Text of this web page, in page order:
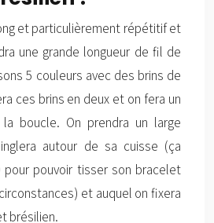
et particulièrement répétitif et
une grande longueur de fil de
5 couleurs avec des brins de
ces brins en deux et on fera un
boucle. On prendra un large
autour de sa cuisse (ça
pouvoir tisser son bracelet
et auquel on fixera
brésilien.